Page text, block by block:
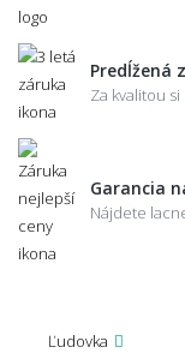
Predĺžená
Za kvalitou
Garancia
Nájdete
Ľudovka